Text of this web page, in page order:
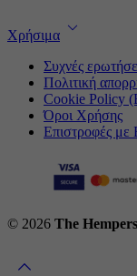
Χρήσιμα
Συχνές
Πολιτική
Cookie Policy
Όροι Χρήσης
Επιστροφές
© 2026 The Hempers